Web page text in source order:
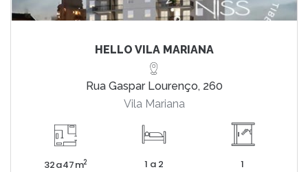
HELLO VILA MARIANA
Rua Gaspar Lourenço, 260
Vila Mariana
32 a 47 m2 1 a 2 1